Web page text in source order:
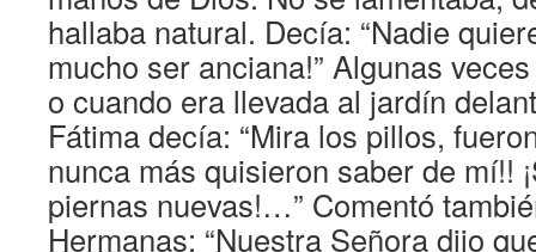
hallaba natural. Decía: “Nadie
mucho ser anciana!” Algunas
o cuando era llevada al jardín
Fátima decía: “Mira los pillos,
nunca más quisieron saber de mí!!
piernas nuevas!…” Comentó
Hermanas: “Nuestra Señora dijo